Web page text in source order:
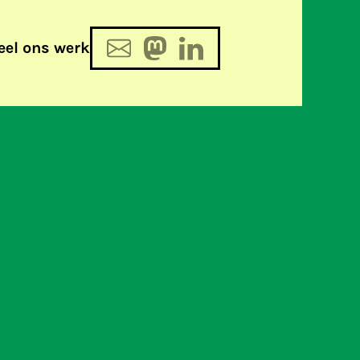
ons werk